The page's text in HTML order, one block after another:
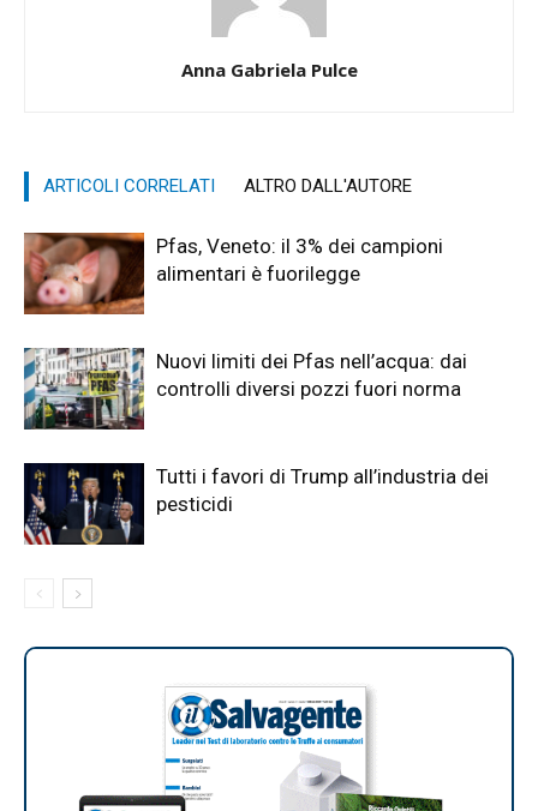
Anna Gabriela Pulce
ARTICOLI CORRELATI ALTRO DALL'AUTORE
Pfas, Veneto: il 3% dei campioni
alimentari è fuorilegge
Nuovi limiti dei Pfas nell’acqua: dai
controlli diversi pozzi fuori norma
Tutti i favori di Trump all’industria dei
pesticidi